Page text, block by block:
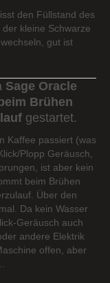
den Füllstand des
kleine Schwarze
gut ist
Sage Oracle
Brühen
gestartet.
Kaffee passiert (was
Plopp Geräusch,
ist aber kein
beim Brühen
Über den
Da kein Wasser
Geräusch auch
andere Elektrik
offen, aber